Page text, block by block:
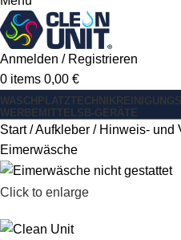
Anmelden / Registrieren
0 items 0,00 €
WASCHPLATZTECHNIK
WERBEMITTEL SB-GERÄTE
Start Aufkleber Hinweis- und
Eimerwäsche
Click to enlarge